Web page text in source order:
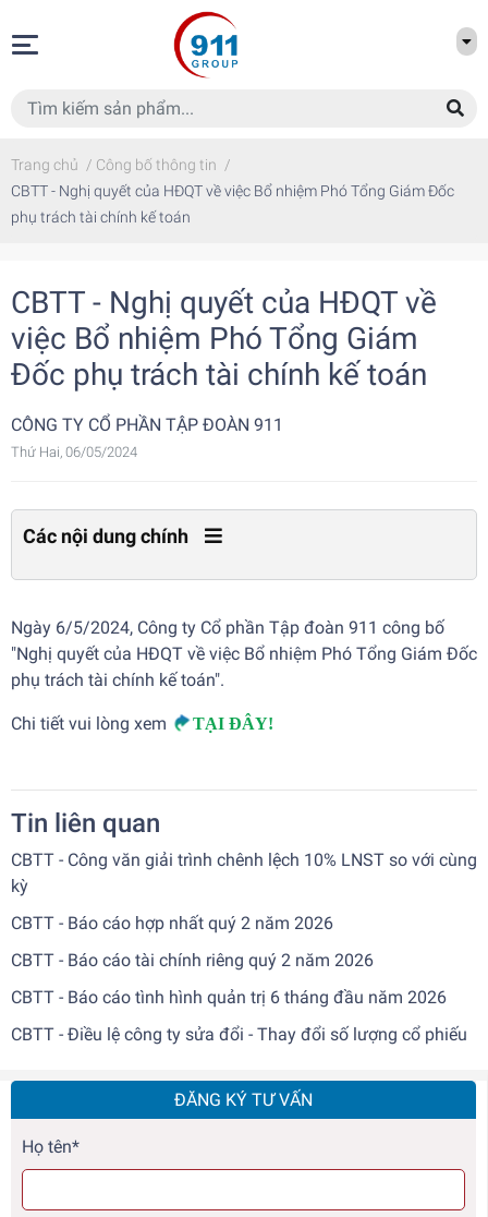
Trang chủ / Công bố thông tin /
CBTT - Nghị quyết của HĐQT về việc Bổ nhiệm Phó Tổng Giám Đốc
phụ trách tài chính kế toán
ĐĂNG KÝ TƯ VẤN
Họ tên*
CBTT - Nghị quyết của HĐQT về
việc Bổ nhiệm Phó Tổng Giám
Đốc phụ trách tài chính kế toán
CÔNG TY CỔ PHẦN TẬP ĐOÀN 911
Thứ Hai, 06/05/2024
Các nội dung chính
Ngày 6/5/2024, Công ty Cổ phần Tập đoàn 911 công bố
"Nghị quyết của HĐQT về việc Bổ nhiệm Phó Tổng Giám Đốc
phụ trách tài chính kế toán".
Chi tiết vui lòng xem TẠI ĐÂY!
Tin liên quan
CBTT - Công văn giải trình chênh lệch 10% LNST so với cùng
kỳ
CBTT - Báo cáo hợp nhất quý 2 năm 2026
CBTT - Báo cáo tài chính riêng quý 2 năm 2026
CBTT - Báo cáo tình hình quản trị 6 tháng đầu năm 2026
CBTT - Điều lệ công ty sửa đổi - Thay đổi số lượng cổ phiếu